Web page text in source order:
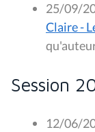
25/09/
Claire -
Session
12/06/